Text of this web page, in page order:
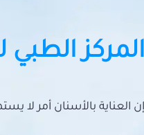
المركز الطبي
إن العناية بالأسنان أمر لا